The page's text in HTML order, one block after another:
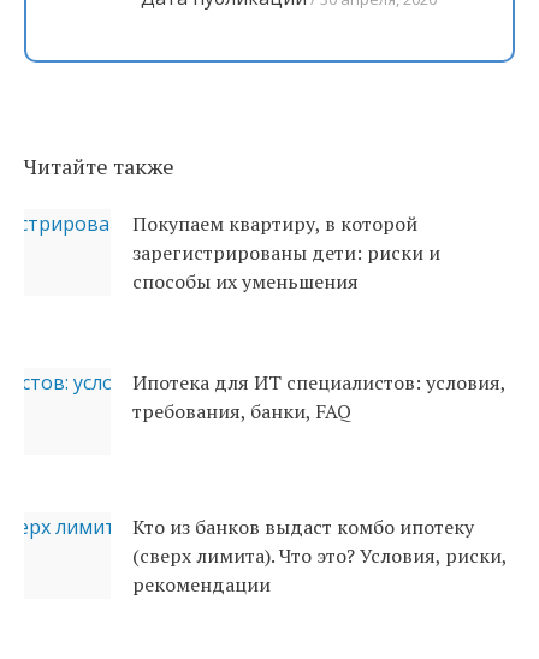
Читайте также
Покупаем квартиру, в которой
зарегистрированы дети: риски и
способы их уменьшения
Ипотека для ИТ специалистов: условия,
требования, банки, FAQ
Кто из банков выдаст комбо ипотеку
(сверх лимита). Что это? Условия, риски,
рекомендации